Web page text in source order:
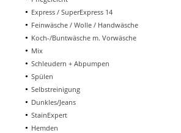
Express / SuperExpress 14
Feinwäsche / Wolle / Handwäsche
Koch-/Buntwäsche m. Vorwäsche
Mix
Schleudern + Abpumpen
Spülen
Selbstreinigung
Dunkles/Jeans
StainExpert
Hemden